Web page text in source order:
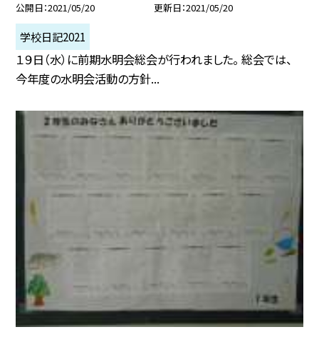
公開日 2021/05/20 更新日 2021/05/20
学校日記2021
１９日（水）に前期水明会総会が行われました。 総会では、
今年度の水明会活動の方針...